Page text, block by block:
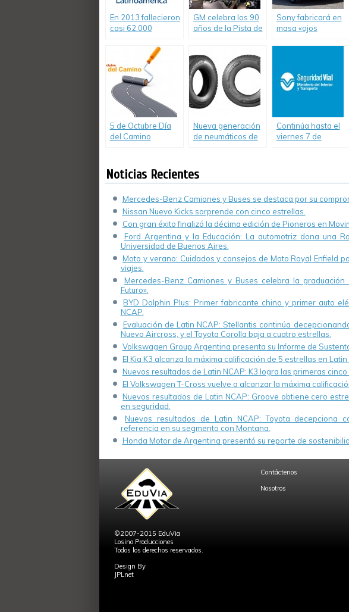
En 2013 fallecieron
casi 62.000
siniestros viales en
9 países de
Latinoamérica.
GM celebra los 90
años de la Pista de
Sony fabricará en
masa «ojos
5 de Octubre Día
del Camino
Nueva generación
de neumáticos de
Continúa hasta el
viernes 7 de
Noticias Recientes
Mercedes-Benz Camiones y Buses se destaca por su
Nissan Nuevo Kicks sorprende con cinco estrellas.
Con gran éxito finalizó la décima edición de Pioneros en
Ford Argentina y la Educación: La automotriz dona una
Universidad de Buenos Aires.
Moto y verano: Cuidados y consejos de Moto Royal Enfield
viajes.
Mercedes-Benz Camiones y Buses celebra la
Futuro».
BYD Dolphin Plus: Primer fabricante chino y primer auto
NCAP.
Evaluación de Latin NCAP: Stellantis continúa
Nuevo Aircross, y el Toyota Corolla baja a cuatro estrellas.
Volkswagen Group Argentina presenta su Informe de
El Kia K3 alcanza la máxima calificación de 5 estrellas en Latin
Nuevos resultados de Latin NCAP: K3 logra las primeras cinco
El Volkswagen T-Cross vuelve a alcanzar la máxima
Nuevos resultados de Latin NCAP: Groove obtiene cero
en seguridad.
Nuevos resultados de Latin NCAP: Toyota decepciona
referencia en su segmento con Montana.
Honda Motor de Argentina presentó su reporte de
©2007-2015 EduVia
Losino Producciones
Todos los derechos reservados.
Design By
JPLnet
Contáctenos
Nosotros